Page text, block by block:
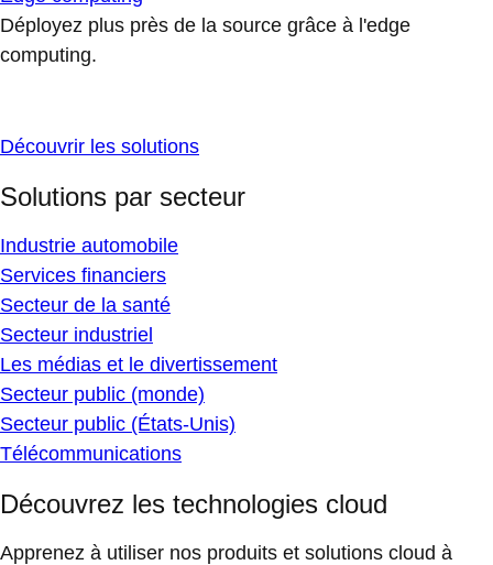
Déployez plus près de la source grâce à l'edge
computing.
Découvrir les solutions
Solutions par secteur
Industrie automobile
Services financiers
Secteur de la santé
Secteur industriel
Les médias et le divertissement
Secteur public (monde)
Secteur public (États-Unis)
Télécommunications
Découvrez les technologies cloud
Apprenez à utiliser nos produits et solutions cloud à